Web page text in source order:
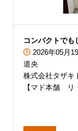
コンパクトでも
2026年05月
道央
株式会社タザキ
【マド本舗 リ